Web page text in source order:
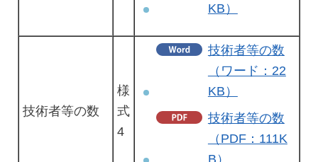
KB）
技術者等の数
様
式
4
技術者等の数
（ワード：22
KB）
技術者等の数
（PDF：111K
B）